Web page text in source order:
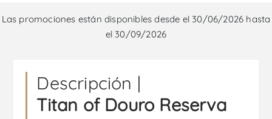
Las promociones están disponibles desde el 30/06/2026 hasta
el 30/09/2026
Descripción |
Titan of Douro Reserva